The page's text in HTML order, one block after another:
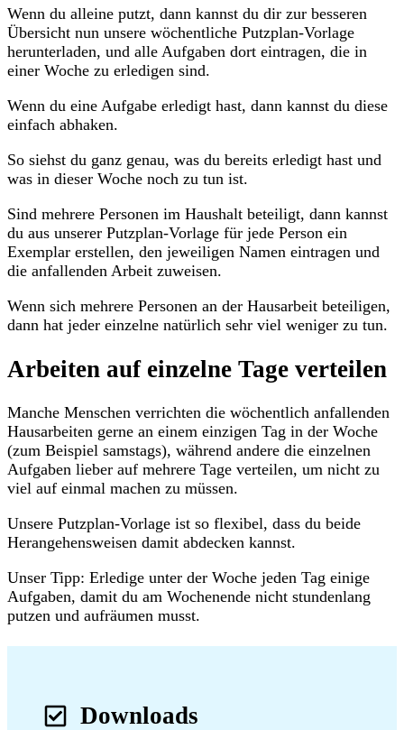
Wenn du alleine putzt, dann kannst du dir zur besseren
Übersicht nun unsere wöchentliche Putzplan-Vorlage
herunterladen, und alle Aufgaben dort eintragen, die in
einer Woche zu erledigen sind.
Wenn du eine Aufgabe erledigt hast, dann kannst du diese
einfach abhaken.
So siehst du ganz genau, was du bereits erledigt hast und
was in dieser Woche noch zu tun ist.
Sind mehrere Personen im Haushalt beteiligt, dann kannst
du aus unserer Putzplan-Vorlage für jede Person ein
Exemplar erstellen, den jeweiligen Namen eintragen und
die anfallenden Arbeit zuweisen.
Wenn sich mehrere Personen an der Hausarbeit beteiligen,
dann hat jeder einzelne natürlich sehr viel weniger zu tun.
Arbeiten auf einzelne Tage verteilen
Manche Menschen verrichten die wöchentlich anfallenden
Hausarbeiten gerne an einem einzigen Tag in der Woche
(zum Beispiel samstags), während andere die einzelnen
Aufgaben lieber auf mehrere Tage verteilen, um nicht zu
viel auf einmal machen zu müssen.
Unsere Putzplan-Vorlage ist so flexibel, dass du beide
Herangehensweisen damit abdecken kannst.
Unser Tipp: Erledige unter der Woche jeden Tag einige
Aufgaben, damit du am Wochenende nicht stundenlang
putzen und aufräumen musst.
Downloads